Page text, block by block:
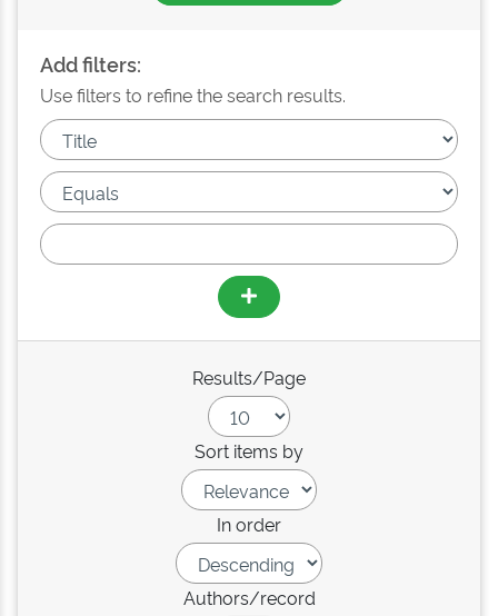
Add filters:
Use filters to refine the search results.
Results/Page
Sort items by
In order
Authors/record